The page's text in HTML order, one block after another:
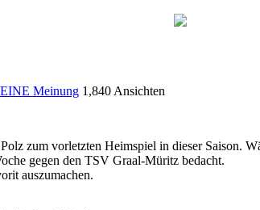
Meinung 1,840 Ansichten
zum vorletzten Heimspiel in dieser Saison.
gegen den TSV Graal-Müritz bedacht.
auszumachen.